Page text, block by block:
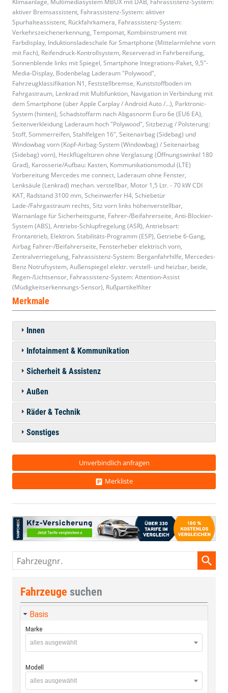
aktiver Bremsassistent, Fahrassistenz-System: aktiver
Spurhalteassistent, Rückfahrkamera, Fahrassistenz-System:
Verkehrszeichenerkennung, Tempomat, Kombiinstrument mit
Farbdisplay, Induktionsladeschale für Smartphone (Mittelarmlehne vorn
mit Fach), Reifendruck-Kontrollsystem, Reserverad in Fahrbereifung,
Sonnenblende links mit Spiegel, Smartphone Integrations-Paket, 9,5"-
Media-Display, Bodenbelag Laderaum "Polywood",
Fahrzeugklassifikation N1, Feststellbremse, Kunststoffboden im
Fahrgastraum, Lenkrad mit Multifunktion, Navigation in Verbindung mit
dem Smartphone (über Apple Carplay / Android Auto /...), Parktronic-
System (hinten), Schadstoffarm nach Abgasnorm Euro 6e (EU6 EA),
Seitenverkleidung Laderaum hoch "Polywood", Sitzbezug / Polsterung:
Stoff, Sommerreifen, Stahlfelgen 16", Seitenairbag (Sidebag) und
Windowbag vorn (Kopf-Airbag-System (Windowbag) / Seitenairbag
(Sidebag) vorn), Heckflügeltüren ohne Verglasung (Öffnungswinkel 180
Grad), Karosserie/Aufbau: Kasten, Kommunikationsmodul (LTE)
Vorbereitung Mercedes me connect, Laderaum ohne Fenster,
Lenksäule (Lenkrad) mechan. verstellbar, Motor 1,5 Ltr. - 70 kW CDI
KAT, Radstand 3100 mm, Scheinwerfer H4, Schiebetür
Lade-/Fahrgastraum rechts, Sitz vorn links höhenverstellbar,
Warnanlage für Sicherheitsgurte, Fahrer-/Beifahrerseite, Anti-Blockier-
System (ABS), Antriebs-Schlupfregelung (ASR), Antriebsart:
Frontantrieb, Elektron. Stabilitäts-Programm (ESP), Getriebe 6-Gang,
Airbag Fahrer-/Beifahrerseite, Fensterheber elektrisch vorn,
Zentralverriegelung, Fahrassistenz-System: Berganfahrhilfe, Mercedes-
Benz Notrufsystem, Außenspiegel elektr. verstell- und heizbar, beide,
Regen-/Lichtsensor, Fahrassistenz-System: Attention-Assist
(Müdigkeitserkennungs-Sensor), Rußpartikelfilter
Merkmale
Innen
Infotainment & Kommunikation
Sicherheit & Assistenz
Außen
Räder & Technik
Sonstiges
Unverbindlich anfragen
Merkliste
Fahrzeugnr.
Fahrzeuge suchen
Basis
Marke
alles ausgewählt
Modell
alles ausgewählt